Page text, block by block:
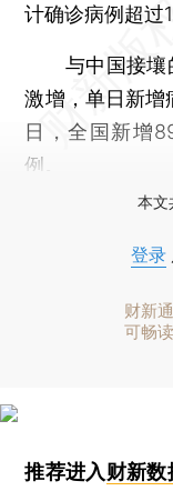
计确诊病例超过
与中国接壤
激增，单日新
日，全国新增
例。
本文
登录
财新
可畅
推荐进入财新数